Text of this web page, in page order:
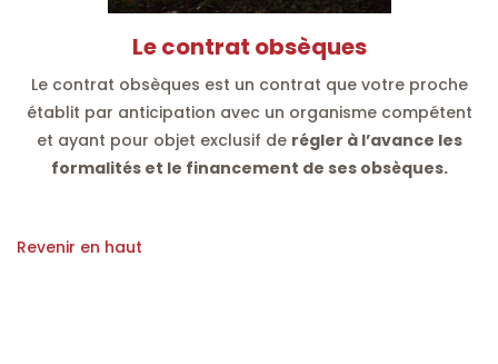
Le contrat obsèques
Le contrat obsèques est un contrat que votre proche
établit par anticipation avec un organisme compétent
et ayant pour objet exclusif de régler à l’avance les
formalités et le financement de ses obsèques.
Revenir en haut